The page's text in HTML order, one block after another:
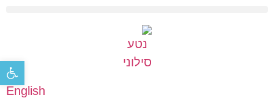
English
פתח